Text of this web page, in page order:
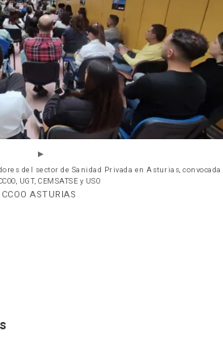
del sector de Sanidad Privada en Asturias, convocada
UGT, CEMSATSE y USO
ASTURIAS